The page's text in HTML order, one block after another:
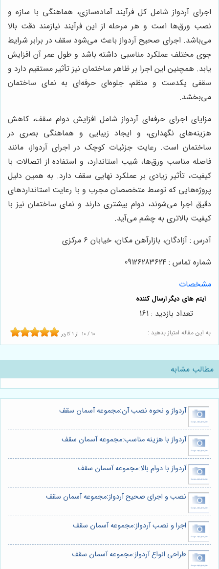
اجرای آردواز شامل کل فرآیند آماده‌سازی، هماهنگی با سازه و
نصب ورق‌ها است و هر مرحله از این فرآیند نیازمند دقت بالا
می‌باشد. اجرای صحیح آردواز باعث می‌شود سقف در برابر شرایط
جوی مختلف عملکرد مناسبی داشته باشد و طول عمر آن افزایش
یابد. همچنین این اجرا بر ظاهر ساختمان نیز تأثیر مستقیم دارد و
سقفی یکدست و منظم، جلوه‌ای حرفه‌ای به نمای ساختمان
می‌بخشد.
مزایای اجرای حرفه‌ای آردواز شامل افزایش دوام سقف، کاهش
هزینه‌های نگهداری، و ایجاد زیبایی و هماهنگی بصری در
ساختمان است. رعایت جزئیات کوچک در اجرای آردواز، مانند
فاصله مناسب ورق‌ها، شیب استاندارد، و استفاده از اتصالات با
کیفیت، تأثیر زیادی بر عملکرد نهایی سقف دارد. به همین دلیل
پروژه‌هایی که توسط متخصصان مجرب و با رعایت استانداردهای
دقیق اجرا می‌شوند، دوام بیشتری دارند و نمای ساختمان نیز با
کیفیت بالاتری به چشم می‌آید.
آدرس : آزادگان، بازارآهن مکان، خیابان ۶ مرکزی
شماره تماس : 09126283624
مشخصات
به این مقاله امتیاز بدهید : 10 / 10 از 1 کاربر
تعداد بازدید : 161
مطالب مشابه
آردواز و نحوه نصب آن:مجموعه آسمان سقف
آردواز با هزینه مناسب:مجموعه آسمان سقف
آردواز با دوام بالا:مجموعه آسمان سقف
نصب و اجرای صحیح آردواز:مجموعه آسمان سقف
اجرا و نصب آردواز:مجموعه آسمان سقف
طراحی انواع آردواز:مجموعه آسمان سقف